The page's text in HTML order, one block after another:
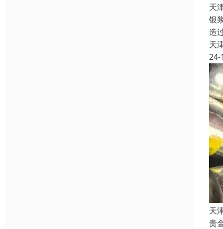
天
银
造
天
24-
天
贵